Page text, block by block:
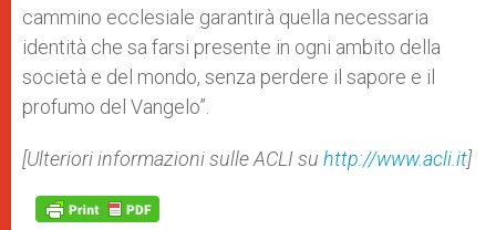
cammino ecclesiale garantirà quella necessaria
identità che sa farsi presente in ogni ambito della
società e del mondo, senza perdere il sapore e il
profumo del Vangelo”.
[Ulteriori informazioni sulle ACLI su http://www.acli.it]